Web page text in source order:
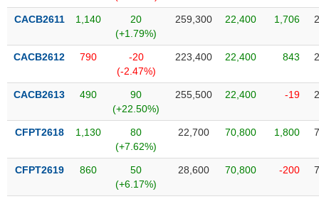
CACB2611 1,140
20
(+1.79%)
259,300 22,400 1,706
CACB2612 790
-20
(-2.47%)
223,400 22,400 843
CACB2613 490
90
(+22.50%)
255,500 22,400 -19
CFPT2618 1,130
80
(+7.62%)
22,700 70,800 1,800
CFPT2619 860
50
(+6.17%)
28,600 70,800 -200
THÔNG
VỤ
TRUYỀN